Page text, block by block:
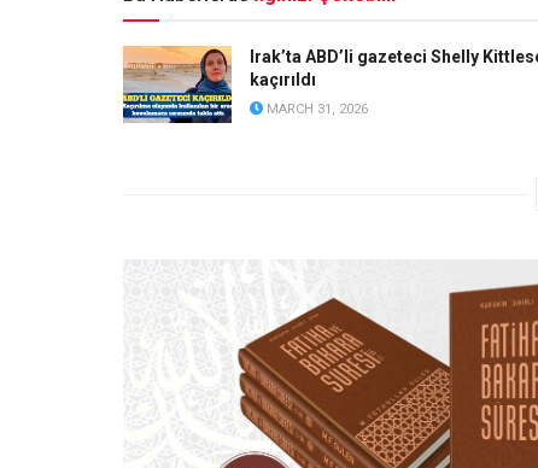
Irak’ta ABD’li gazeteci Shelly
kaçırıldı
MARCH 31, 2026